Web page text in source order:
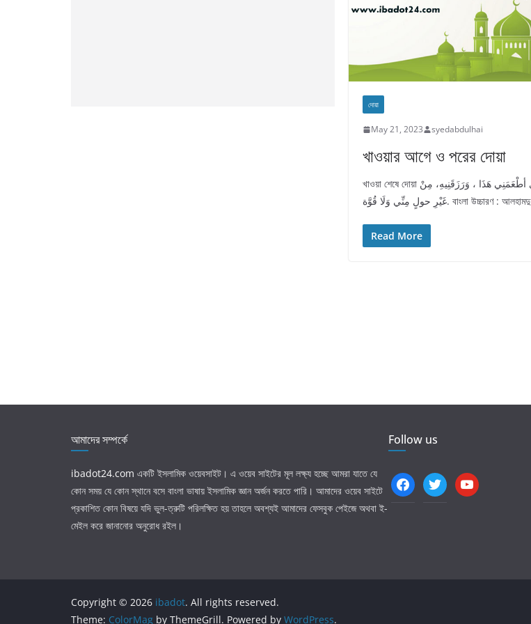
দোয়া
May 21, 2023 syedabdulhai
খাওয়ার আগে ও পরের দোয়া
খাওয়া শেষে দোয়া الحَمْدُ للهِ الَّذِي أطْعَمَنِي هَذَا ، وَرَزَقَنِيهِ، مِنْ
غَيْرِ حولٍ مِنِّي وَلَا قُوَّة. বাংলা উচ্চারণ : আলহামদু
Read More
আমাদের সম্পর্কে
ibadot24.com একটি ইসলামিক ওয়েবসাইট। এ ওয়েব সাইটের মূল লক্ষ্য হচ্ছে আমরা যাতে যে
কোন সময় যে কোন স্থানে বসে বাংলা ভাষায় ইসলামিক জ্ঞান অর্জন করতে পারি। আমাদের ওয়েব সাইটে
প্রকাশিত কোন বিষয়ে যদি ভুল-ত্রুটি পরিলক্ষিত হয় তাহলে অবশ্যই আমাদের ফেসবুক পেইজে অথবা ই-
মেইল করে জানানোর অনুরোধ রইল।
Follow us
facebooktwitter youtube
Copyright © 2026 ibadot. All rights reserved.
Theme: ColorMag by ThemeGrill. Powered by WordPress.